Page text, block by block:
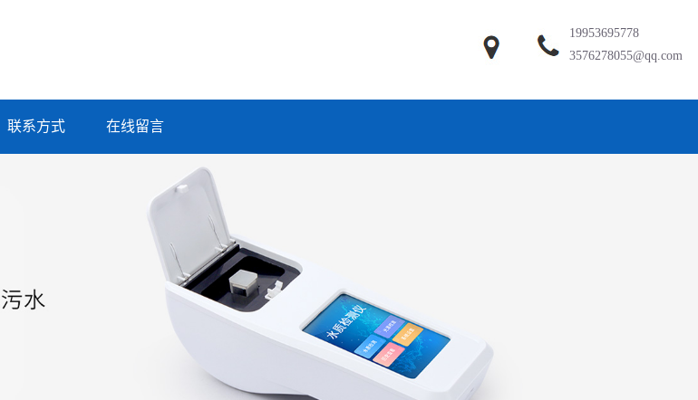
19953695778
3576278055@qq.com
联系方式 在线留言